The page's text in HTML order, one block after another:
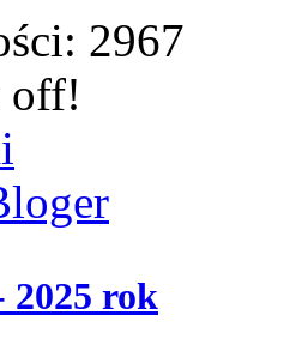
2967
off!
2025 rok